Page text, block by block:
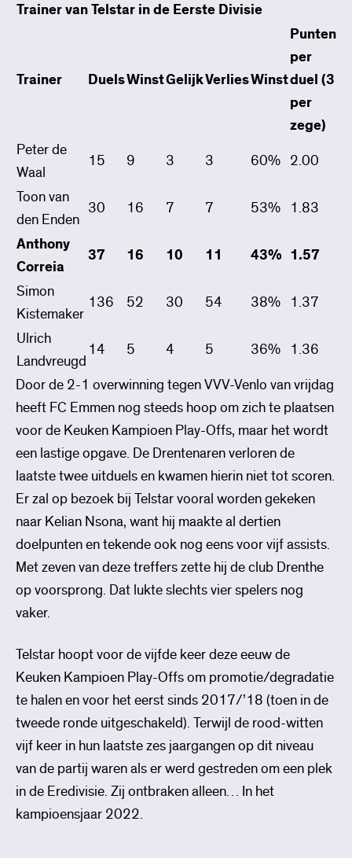
Trainer van Telstar in de Eerste Divisie
Trainer DuelsWinstGelijkVerliesWinst
Punten
per
duel (3
per
zege)
Peter de
Waal
15 9 3 3 60% 2.00
Toon van
den Enden
30 16 7 7 53%
1.83
Anthony
Correia
37 16 10 11 43% 1.57
Simon
Kistemaker
136 52 30 54 38%
1.37
Ulrich
Landvreugd
14 5 4 5 36%
1.36
Door de 2-1 overwinning tegen VVV-Venlo van vrijdag
heeft FC Emmen nog steeds hoop om zich te plaatsen
voor de Keuken Kampioen Play-Offs, maar het wordt
een lastige opgave. De Drentenaren verloren de
laatste twee uitduels en kwamen hierin niet tot scoren.
Er zal op bezoek bij Telstar vooral worden gekeken
naar Kelian Nsona, want hij maakte al dertien
doelpunten en tekende ook nog eens voor vijf assists.
Met zeven van deze treffers zette hij de club Drenthe
op voorsprong. Dat lukte slechts vier spelers nog
vaker.
Telstar hoopt voor de vijfde keer deze eeuw de
Keuken Kampioen Play-Offs om promotie/degradatie
te halen en voor het eerst sinds 2017/’18 (toen in de
tweede ronde uitgeschakeld). Terwijl de rood-witten
vijf keer in hun laatste zes jaargangen op dit niveau
van de partij waren als er werd gestreden om een plek
in de Eredivisie. Zij ontbraken alleen… In het
kampioensjaar 2022.